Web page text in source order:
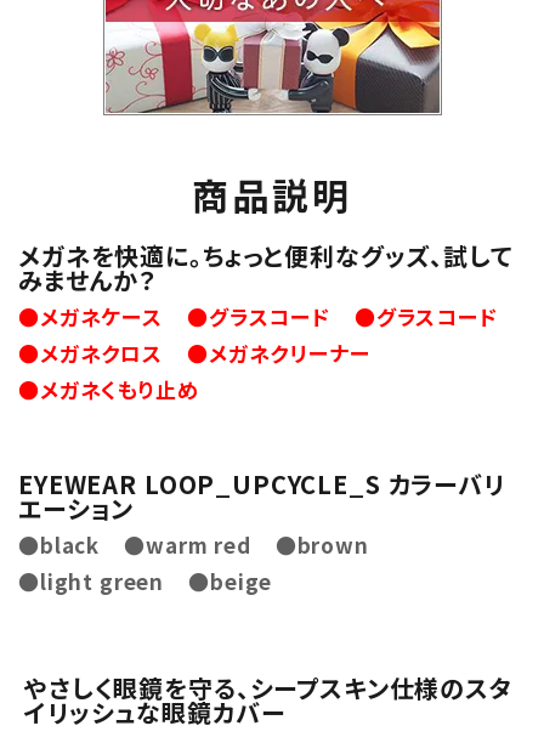
商品説明
メガネを快適に。ちょっと便利なグッズ、試して
みませんか？
●メガネケース ●グラスコード
●グラスコード
●メガネクロス
●メガネクリーナー
●メガネくもり止め
EYEWEAR LOOP_UPCYCLE_S カラーバリ
エーション
●black ●warm red
●brown
●light green
●beige
やさしく眼鏡を守る、シープスキン仕様のスタ
イリッシュな眼鏡カバー